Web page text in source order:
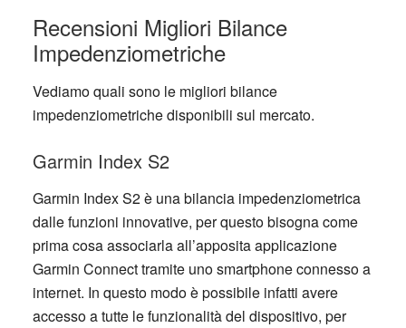
Recensioni Migliori Bilance
Impedenziometriche
Vediamo quali sono le migliori bilance
impedenziometriche disponibili sul mercato.
Garmin Index S2
Garmin Index S2 è una bilancia impedenziometrica
dalle funzioni innovative, per questo bisogna come
prima cosa associarla all’apposita applicazione
Garmin Connect tramite uno smartphone connesso a
internet. In questo modo è possibile infatti avere
accesso a tutte le funzionalità del dispositivo, per